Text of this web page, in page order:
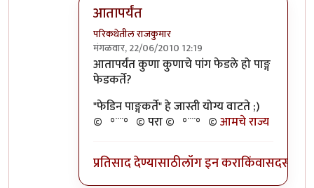
आतापर्यंत
परिकथेतील राजकुमार
मंगळवार, 22/06/2010 12:19
In reply to>>तुमचेपणbyअवलिया
आतापर्यंत कुणा कुणाचे पांग फेडले हो पाङ्ग
फेडकर्ते?
"फेडिन पाङ्गकर्ते" हे जास्ती योग्य वाटते ;)
©º°¨¨°º© परा ©º°¨¨°º©आमचे राज्य
प्रतिसाद देण्यासाठीलॉग इन कराकिंवासदस्य व्हा